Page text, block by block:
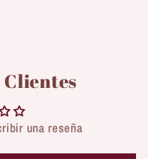
Clientes
una reseña